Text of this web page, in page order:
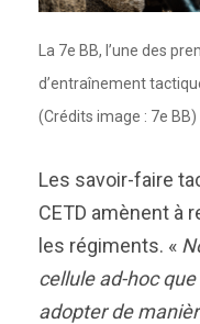
La 7e BB, l’une des
d’entraînement
(Crédits image : 7e BB)
Les savoir-faire
CETD amènent à
les régiments. «
cellule ad-hoc
adopter de